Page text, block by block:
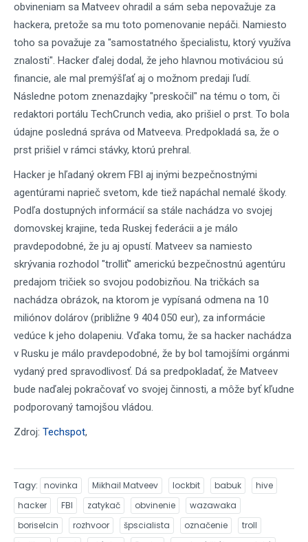
obvineniam sa Matveev ohradil a sám seba nepovažuje za
hackera, pretože sa mu toto pomenovanie nepáči. Namiesto
toho sa považuje za "samostatného špecialistu, ktorý využíva
znalosti". Hacker ďalej dodal, že jeho hlavnou motiváciou sú
financie, ale mal premýšľať aj o možnom predaji ľudí.
Následne potom znenazdajky "preskočil" na tému o tom, či
redaktori portálu TechCrunch vedia, ako prišiel o prst. To bola
údajne posledná správa od Matveeva. Predpokladá sa, že o
prst prišiel v rámci stávky, ktorú prehral.
Hacker je hľadaný okrem FBI aj inými bezpečnostnými
agentúrami naprieč svetom, kde tiež napáchal nemalé škody.
Podľa dostupných informácií sa stále nachádza vo svojej
domovskej krajine, teda Ruskej federácii a je málo
pravdepodobné, že ju aj opustí. Matveev sa namiesto
skrývania rozhodol "trolliť" americkú bezpečnostnú agentúru
predajom tričiek so svojou podobizňou. Na tričkách sa
nachádza obrázok, na ktorom je vypísaná odmena na 10
miliónov dolárov (približne 9 404 050 eur), za informácie
vedúce k jeho dolapeniu. Vďaka tomu, že sa hacker nachádza
v Rusku je málo pravdepodobné, že by bol tamojšími orgánmi
vydaný pred spravodlivosť. Dá sa predpokladať, že Matveev
bude naďalej pokračovať vo svojej činnosti, a môže byť kľudne
podporovaný tamojšou vládou.
Zdroj: Techspot,
Tagy novinka Mikhail Matveev lockbit babuk
hive
hacker
FBI zatykač obvinenie
wazawaka
boriselcin
rozhvoor špscialista označenie
troll